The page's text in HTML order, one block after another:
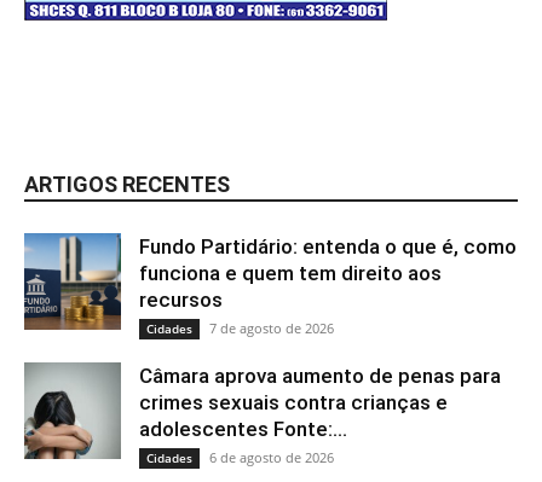
ARTIGOS RECENTES
Fundo Partidário: entenda o que é, como
funciona e quem tem direito aos
recursos
Cidades 7 de agosto de 2026
Câmara aprova aumento de penas para
crimes sexuais contra crianças e
adolescentes Fonte:...
Cidades 6 de agosto de 2026